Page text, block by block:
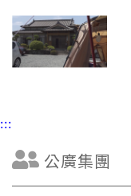
:::
公廣集團